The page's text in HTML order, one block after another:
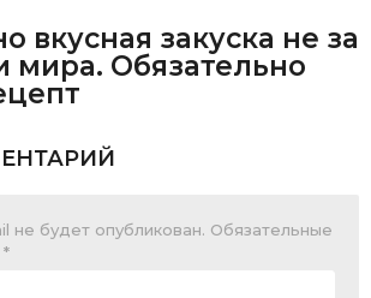
вкусная закуска не за
мира. Обязательно
не будет опубликован. Обязательные
*